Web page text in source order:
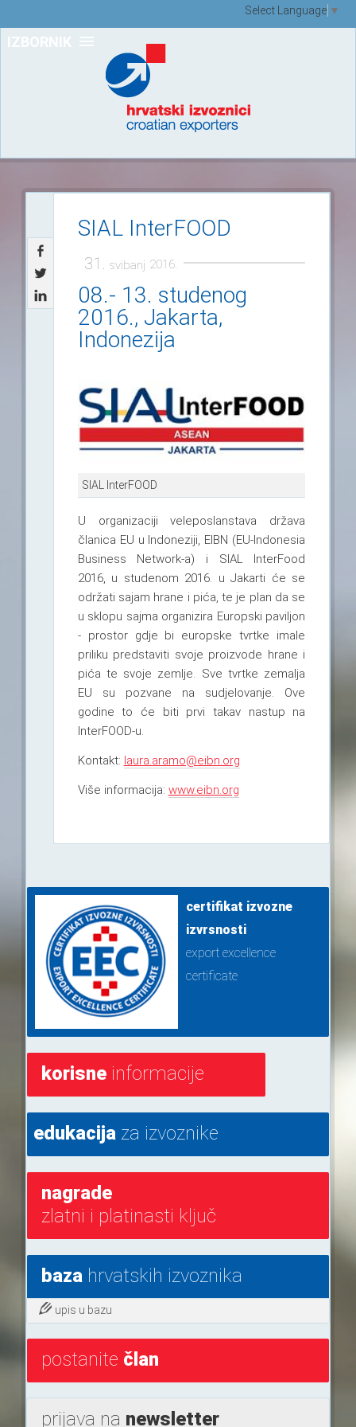
IZBORNIK
Select Language ▼
SIAL InterFOOD
31. svibanj 2016.
08.- 13. studenog
2016., Jakarta,
Indonezija
SIAL InterFOOD
U organizaciji veleposlanstava država
članica EU u Indoneziji, EIBN (EU-Indonesia
Business Network-a) i SIAL InterFood
2016, u studenom 2016. u Jakarti će se
održati sajam hrane i pića, te je plan da se
u sklopu sajma organizira Europski paviljon
- prostor gdje bi europske tvrtke imale
priliku predstaviti svoje proizvode hrane i
pića te svoje zemlje. Sve tvrtke zemalja
EU su pozvane na sudjelovanje. Ove
godine to će biti prvi takav nastup na
InterFOOD-u.
Kontakt: laura.aramo@eibn.org
Više informacija: www.eibn.org
certifikat izvozne
izvrsnosti
export excellence
certificate
korisneinformacije
edukacijaza izvoznike
nagrade
zlatni i platinasti ključ
bazahrvatskih izvoznika
upis u bazu
postanite član
prijava na newsletter